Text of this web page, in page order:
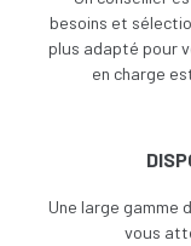
besoins et
plus adapté pour
en charge
Une large gamme
vous